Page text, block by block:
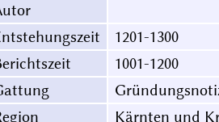
1201-1300
1001-1200
Kärnten und